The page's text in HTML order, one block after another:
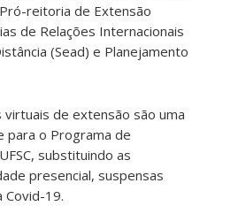
reitoria de Extensão
de Relações Internacionais
(Sead) e Planejamento
virtuais de extensão são uma
para o Programa de
substituindo as
presencial, suspensas
Covid-19.